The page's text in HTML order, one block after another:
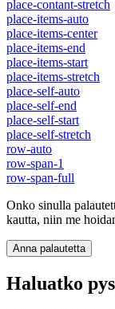
place-contant-stretch
place-items-auto
place-items-center
place-items-end
place-items-start
place-items-stretch
place-self-auto
place-self-end
place-self-start
place-self-stretch
row-auto
row-span-1
row-span-full
Onko sinulla
kautta, niin me
Anna palautetta
Haluatko